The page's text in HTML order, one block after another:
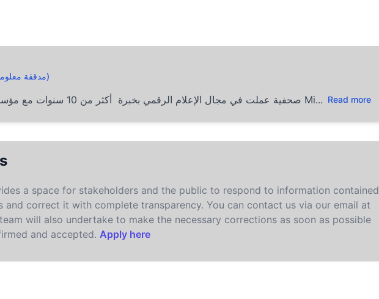
Hadeel Elsherief (مدققة معلومات)
صحفية عملت في مجال الإعلام الرقمي بخبرة أكثر من 10 سنوات مع مؤسسات دولية ومنصات كبرى مثل Mi... Read more
a space for stakeholders and the public to respond to information contained
and correct it with complete transparency. You can contact us via our email at
will also undertake to make the necessary corrections as soon as possible
and accepted. Apply here